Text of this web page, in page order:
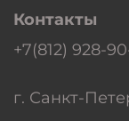
Контакты
+7(812) 928-
г. Санкт-